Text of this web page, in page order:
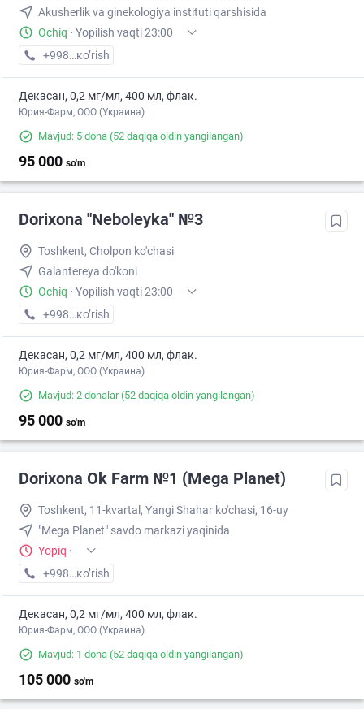
Akusherlik va ginekologiya instituti qarshisida
Ochiq · Yopilish vaqti 23:00
+998 (71) XXX-XX-XX
кo’rish
Декасан, 0,2 мг/мл, 400 мл, флак.
Юрия-Фарм, ООО (Украина)
Mavjud: 5 dona (52 daqiqa oldin yangilangan)
95 000 so'm
Dorixona "Neboleyka" №3
Toshkent, Cholpon ko'chasi
Galantereya do'koni
Ochiq · Yopilish vaqti 23:00
+998 (71) XXX-XX-XX
кo’rish
Декасан, 0,2 мг/мл, 400 мл, флак.
Юрия-Фарм, ООО (Украина)
Mavjud: 2 donalar(52 daqiqa oldin yangilangan)
95 000 so'm
Dorixona Ok Farm №1 (Mega Planet)
Toshkent, 11-kvartal, Yangi Shahar ko'chasi, 16-uy
"Mega Planet" savdo markazi yaqinida
Yopiq ·
+998 (90) XXX-XX-XX
кo’rish
Декасан, 0,2 мг/мл, 400 мл, флак.
Юрия-Фарм, ООО (Украина)
Mavjud: 1 dona (52 daqiqa oldin yangilangan)
105 000 so'm